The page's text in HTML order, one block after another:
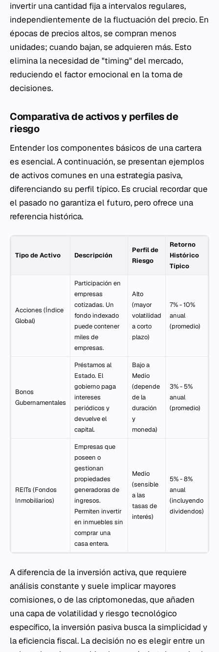
invertir una cantidad fija a intervalos regulares,
independientemente de la fluctuación del precio. En
épocas de precios altos, se compran menos
unidades; cuando bajan, se adquieren más. Esto
elimina la necesidad de "timing" del mercado,
reduciendo el factor emocional en la toma de
decisiones.
Comparativa de activos y perfiles de
riesgo
Entender los componentes básicos de una cartera
es esencial. A continuación, se presentan ejemplos
de activos comunes en una estrategia pasiva,
diferenciando su perfil típico. Es crucial recordar que
el pasado no garantiza el futuro, pero ofrece una
referencia histórica.
Tipo de Activo Descripción
Perfil de
Riesgo
Retorno
Histórico
Típico
Acciones (Índice
Global)
Participación en
empresas
cotizadas. Un
fondo indexado
puede contener
miles de
empresas.
Alto
(mayor
volatilidad
a corto
plazo)
7% - 10%
anual
(promedio)
Bonos
Gubernamentales
Préstamos al
Estado. El
gobierno paga
intereses
periódicos y
devuelve el
capital.
Bajo a
Medio
(depende
de la
duración
y
moneda)
3% - 5%
anual
(promedio)
REITs (Fondos
Inmobiliarios)
Empresas que
poseen o
gestionan
propiedades
generadoras de
ingresos.
Permiten invertir
en inmuebles sin
comprar una
casa entera.
Medio
(sensible
a las
tasas de
interés)
5% - 8%
anual
(incluyendo
dividendos)
A diferencia de la inversión activa, que requiere
análisis constante y suele implicar mayores
comisiones, o de las criptomonedas, que añaden
una capa de volatilidad y riesgo tecnológico
específico, la inversión pasiva busca la simplicidad y
la eficiencia fiscal. La decisión no es elegir entre un